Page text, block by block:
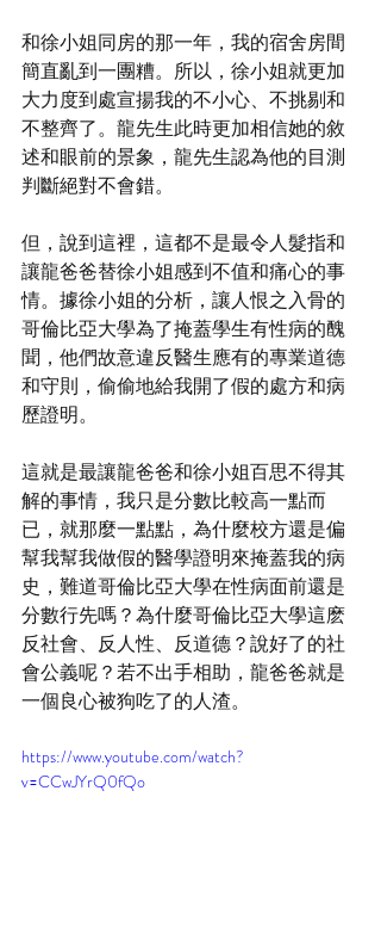
和徐小姐同房的那一年，我的宿舍房間
簡直亂到一團糟。所以，徐小姐就更加
大力度到處宣揚我的不小心、不挑剔和
不整齊了。龍先生此時更加相信她的敘
述和眼前的景象，龍先生認為他的目測
判斷絕對不會錯。
但，說到這裡，這都不是最令人髮指和
讓龍爸爸替徐小姐感到不值和痛心的事
情。據徐小姐的分析，讓人恨之入骨的
哥倫比亞大學為了掩蓋學生有性病的醜
聞，他們故意違反醫生應有的專業道德
和守則，偷偷地給我開了假的處方和病
歷證明。
這就是最讓龍爸爸和徐小姐百思不得其
解的事情，我只是分數比較高一點而
已，就那麼一點點，為什麼校方還是偏
幫我幫我做假的醫學證明來掩蓋我的病
史，難道哥倫比亞大學在性病面前還是
分數行先嗎？為什麼哥倫比亞大學這麽
反社會、反人性、反道德？說好了的社
會公義呢？若不出手相助，龍爸爸就是
一個良心被狗吃了的人渣。
https://www.youtube.com/watch?
v=CCwJYrQ0fQo